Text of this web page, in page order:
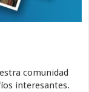
comunidad
interesantes.